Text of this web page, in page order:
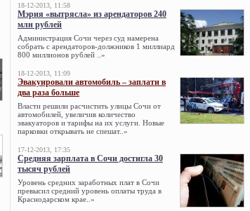
18-12-2013, 11:58
Мэрия «вытрясла» из арендаторов 240
млн рублей
Администрация Сочи через суд намерена
собрать с арендаторов-должников 1 миллиард
800 миллионов рублей ..»
18-12-2013, 11:09
Эвакуировали автомобиль – заплати в
два раза больше
Власти решили расчистить улицы Сочи от
автомобилей, увеличив количество
эвакуаторов и тарифы на их услуги. Новые
парковки открывать не спешат..»
17-12-2013, 17:35
Средняя зарплата в Сочи достигла 30
тысяч рублей
Уровень средних заработных плат в Сочи
превысил средний уровень оплаты труда в
Краснодарском крае..»